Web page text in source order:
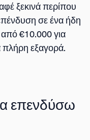
ξεκινά περίπου
σε ένα ήδη
από €10.000 για
εξαγορά.
επενδύσω